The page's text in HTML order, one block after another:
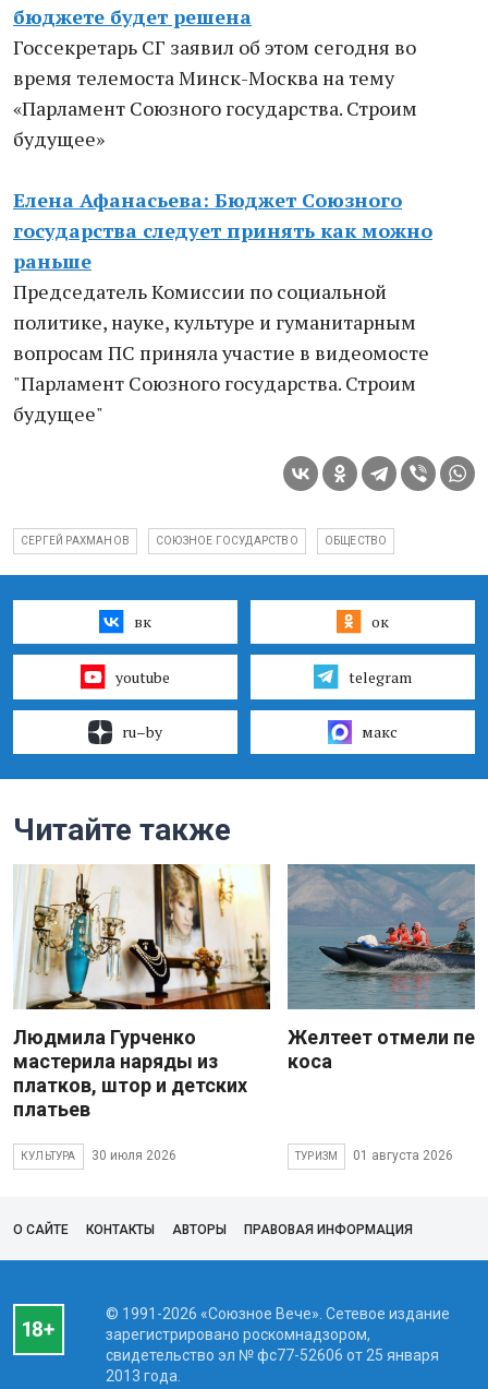
бюджете будет решена
Госсекретарь СГ заявил об этом сегодня во
время телемоста Минск-Москва на тему
«Парламент Союзного государства. Строим
будущее»
Елена Афанасьева: Бюджет Союзного
государства следует принять как можно
раньше
Председатель Комиссии по социальной
политике, науке, культуре и гуманитарным
вопросам ПС приняла участие в видеомосте
"Парламент Союзного государства. Строим
будущее"
СЕРГЕЙ РАХМАНОВ СОЮЗНОЕ ГОСУДАРСТВО ОБЩЕСТВО
вк ок
youtube telegram
ru–by макс
Читайте также
Людмила Гурченко
мастерила наряды из
платков, штор и детских
платьев
КУЛЬТУРА 30 июля 2026
Желтеет отмели
коса
ТУРИЗМ 01 августа 2026
О САЙТЕ КОНТАКТЫ АВТОРЫ ПРАВОВАЯ ИНФОРМАЦИЯ
© 1991-2026 «Союзное Вече». Сетевое издание
зарегистрировано роскомнадзором,
свидетельство эл № фc77-52606 от 25 января
2013 года.